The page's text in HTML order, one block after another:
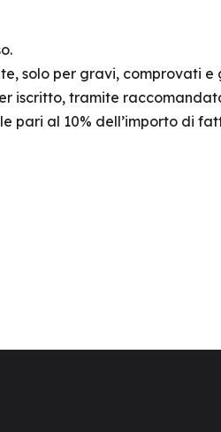
solo per gravi, comprovati
iscritto, tramite
pari al 10% dell’importo di